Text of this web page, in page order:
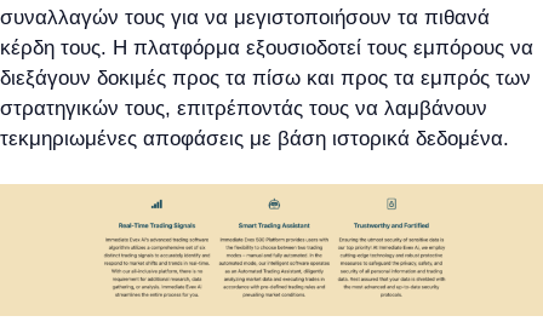
συναλλαγών τους για να μεγιστοποιήσουν τα πιθανά
κέρδη τους. Η πλατφόρμα εξουσιοδοτεί τους εμπόρους να
διεξάγουν δοκιμές προς τα πίσω και προς τα εμπρός των
στρατηγικών τους, επιτρέποντάς τους να λαμβάνουν
τεκμηριωμένες αποφάσεις με βάση ιστορικά δεδομένα.